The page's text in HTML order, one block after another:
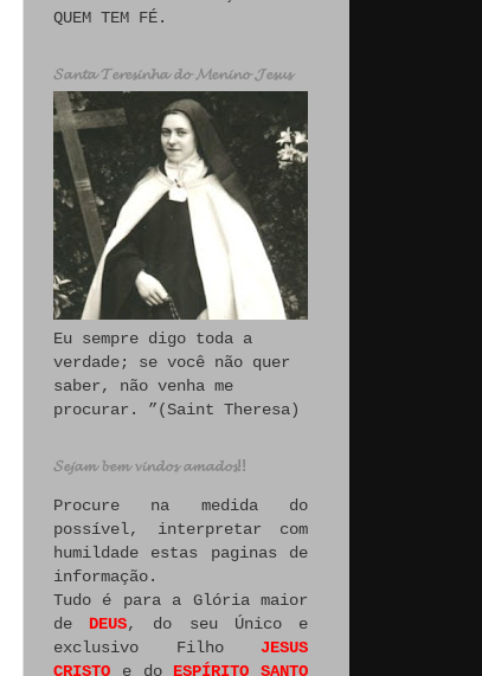
QUEM TEM FÉ.
𝓢𝓪𝓷𝓽𝓪 𝓣𝓮𝓻𝓮𝓼𝓲𝓷𝓱𝓪 𝓭𝓸 𝓜𝓮𝓷𝓲𝓷𝓸 𝓙𝓮𝓼𝓾𝓼
Eu sempre digo toda a
verdade; se você não quer
saber, não venha me
procurar. ”(Saint Theresa)
𝓢𝓮𝓳𝓪𝓶 𝓫𝓮𝓶 𝓿𝓲𝓷𝓭𝓸𝓼 𝓪𝓶𝓪𝓭𝓸𝓼!!
Procure na medida do
possível, interpretar com
humildade estas paginas de
informação.
Tudo é para a Glória maior
de DEUS, do seu Único e
exclusivo Filho JESUS
CRISTO e do ESPÍRITO SANTO